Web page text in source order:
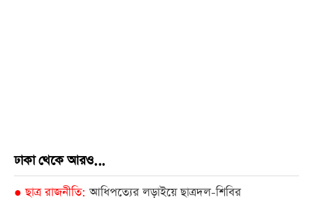
ঢাকা থেকে আরও...
● ছাত্র রাজনীতি আধিপত্যের লড়াইয়ে ছাত্রদল-শিবির